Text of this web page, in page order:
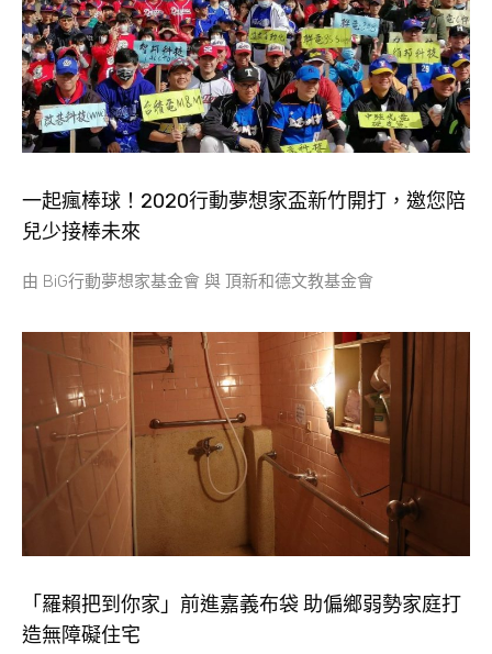
一起瘋棒球！2020行動夢想家盃新竹開打，邀您陪
兒少接棒未來
由 BiG行動夢想家基金會 與 頂新和德文教基金會
「羅賴把到你家」前進嘉義布袋 助偏鄉弱勢家庭打
造無障礙住宅